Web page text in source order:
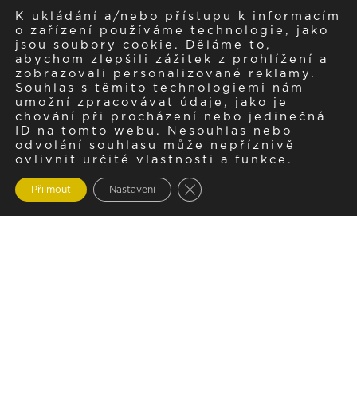
K ukládání a/nebo přístupu k informacím
o zařízení používáme technologie, jako
jsou soubory cookie. Děláme to,
abychom zlepšili zážitek z prohlížení a
zobrazovali personalizované reklamy.
Souhlas s těmito technologiemi nám
umožní zpracovávat údaje, jako je
chování při procházení nebo jedinečná
ID na tomto webu. Nesouhlas nebo
odvolání souhlasu může nepříznivě
ovlivnit určité vlastnosti a funkce.
Přijmout Nastavení Zavřít cookie lištu GDPR